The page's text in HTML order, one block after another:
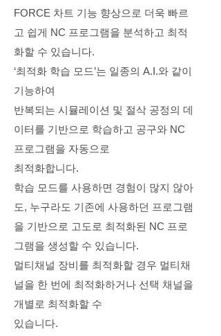
FORCE 차트 기능 향상으로 더욱 빠르
고 쉽게 NC 프로그램을 분석하고 최적
화할 수 있습니다.
‘최적화 학습 모드’는 일종의 A.I.와 같이
기능하여
반복되는 시뮬레이션 및 절삭 공정의 데
이터를 기반으로 학습하고 공구와 NC
프로그램을 자동으로
최적화합니다.
학습 모드를 사용하면 경험이 많지 않아
도, 누구라도 기존에 사용하던 프로그램
을 기반으로 고도로 최적화된 NC 프로
그램을 생성할 수 있습니다.
멀티채널 장비를 최적화할 경우 멀티채
널을 한 번에 최적화하거나 선택 채널을
개별로 최적화할 수
있습니다.